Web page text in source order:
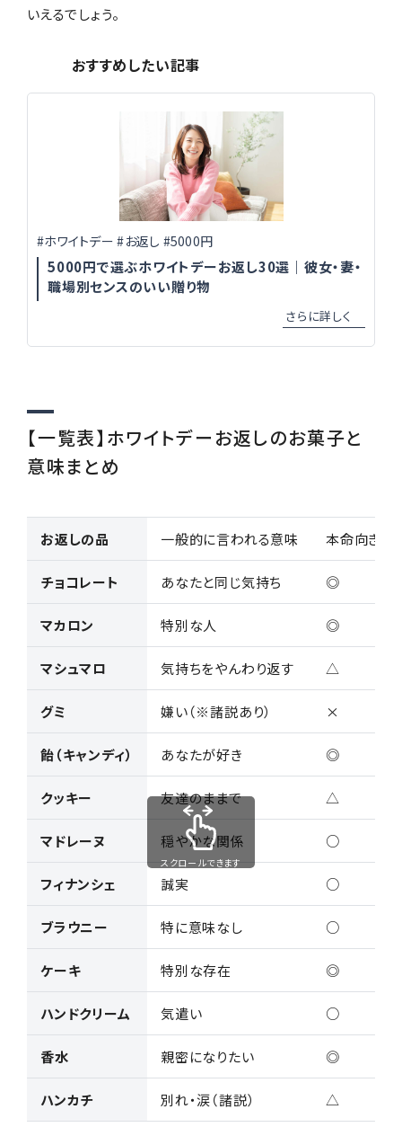
いえるでしょう。
おすすめしたい記事
#ホワイトデー #お返し #5000円
5000円で選ぶホワイトデーお返し30選｜彼女・妻・
職場別センスのいい贈り物
【一覧表】ホワイトデーお返しのお菓子と
意味まとめ
お返しの品 一般的に言われる意味 本命向き
チョコレート あなたと同じ気持ち ◎
マカロン 特別な人 ◎
マシュマロ 気持ちをやんわり返す △
グミ 嫌い（※諸説あり） ×
飴（キャンディ） あなたが好き ◎
クッキー 友達のままで △
マドレーヌ 穏やかな関係 ○
フィナンシェ 誠実 ○
ブラウニー 特に意味なし ○
ケーキ 特別な存在 ◎
ハンドクリーム 気遣い ○
香水 親密になりたい ◎
ハンカチ 別れ・涙（諸説） △
スクロールできます